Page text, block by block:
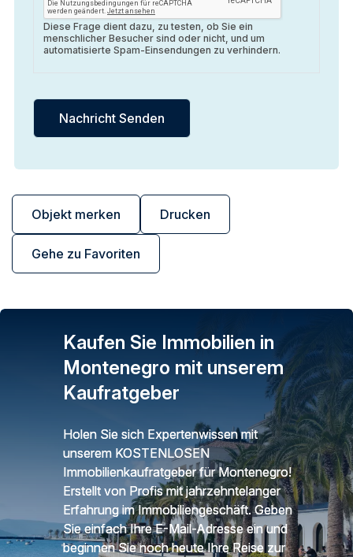
Objekt merken Drucken
Gehe zu Favoriten
Diese Frage dient dazu, zu testen, ob Sie ein
menschlicher Besucher sind oder nicht, und um
automatisierte Spam-Einsendungen zu verhindern.
Kaufen Sie Immobilien in
Montenegro mit unserem
Kaufratgeber
Holen Sie sich Expertenwissen mit
unserem KOSTENLOSEN
Immobilienkaufratgeber für Montenegro!
Erstellt von Profis mit jahrzehntelanger
Erfahrung im Immobiliengeschäft. Geben
Sie einfach Ihre E-Mail-Adresse ein und
beginnen Sie noch heute Ihre Reise zur